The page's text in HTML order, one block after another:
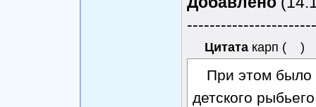
Цитата карп ( )
При этом было
детского